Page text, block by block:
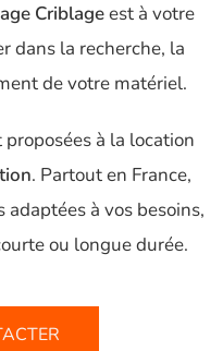
Criblageest à votre
dans la recherche, la
de votre matériel.
à la location
. Partout en France,
à vos besoins,
ou longue durée.